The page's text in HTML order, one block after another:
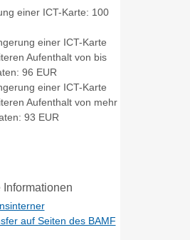
einer ICT-Karte: 100
einer ICT-Karte
Aufenthalt von bis
96 EUR
einer ICT-Karte
Aufenthalt von mehr
93 EUR
Informationen
auf Seiten des BAMF